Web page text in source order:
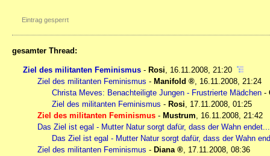
Eintrag gesperrt
gesamter Thread:
Ziel des militanten Feminismus - Rosi, 16.11.2008, 21:20
Ziel des militanten Feminismus - Manifold , 16.11.2008, 21:24
Christa Meves: Benachteiligte Jungen - Frustrierte Mädchen -
Ziel des militanten Feminismus - Rosi, 17.11.2008, 01:25
Ziel des militanten Feminismus - Mustrum, 16.11.2008, 21:42
Das Ziel ist egal - Mutter Natur sorgt dafür, dass der Wahn
Das Ziel ist egal - Mutter Natur sorgt dafür, dass der Wahn
Ziel des militanten Feminismus - Diana , 17.11.2008, 08:36